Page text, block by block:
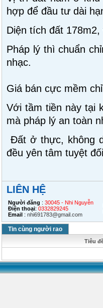
hợp để đầu tư dài
Diện tích đất
Pháp lý thì chuẩn
nhạc.
Giá bán cực mềm
Với tầm tiền này tại
mà pháp lý an toàn
Đất ở thực, không
đều yên tâm tuyệt
LIÊN HỆ
Người đăng : 30045 - Nhi Nguyễn
Điện thoại: 0332829245
Email : nhi691783@gmail.com
Tin cùng người rao
Tiêu